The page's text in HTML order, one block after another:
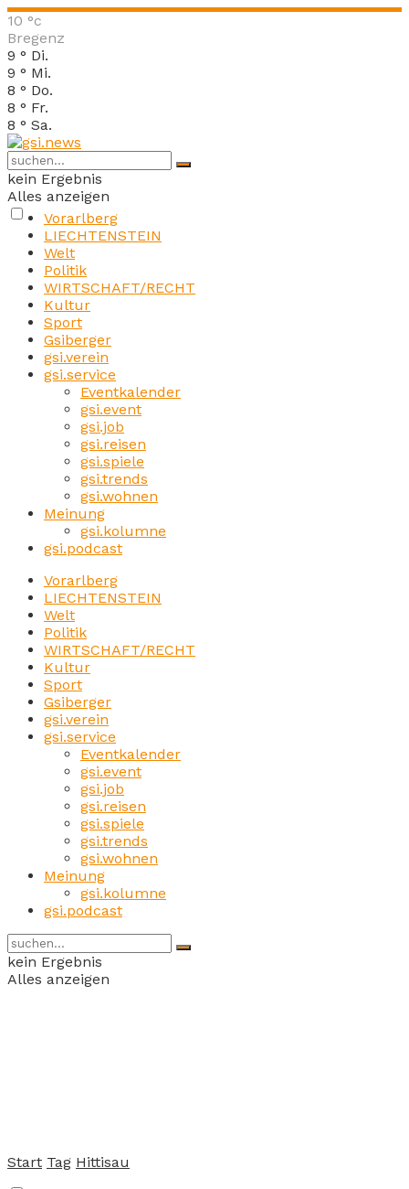
10 °c
Bregenz
9 ° Di.
9 ° Mi.
8 ° Do.
8 ° Fr.
8 ° Sa.
kein Ergebnis
Alles anzeigen
Vorarlberg
LIECHTENSTEIN
Welt
Politik
WIRTSCHAFT/RECHT
Kultur
Sport
Gsiberger
gsi.verein
gsi.service
Eventkalender
gsi.event
gsi.job
gsi.reisen
gsi.spiele
gsi.trends
gsi.wohnen
Meinung
gsi.kolumne
gsi.podcast
Vorarlberg
LIECHTENSTEIN
Welt
Politik
WIRTSCHAFT/RECHT
Kultur
Sport
Gsiberger
gsi.verein
gsi.service
Eventkalender
gsi.event
gsi.job
gsi.reisen
gsi.spiele
gsi.trends
gsi.wohnen
Meinung
gsi.kolumne
gsi.podcast
kein Ergebnis
Alles anzeigen
Start Tag Hittisau